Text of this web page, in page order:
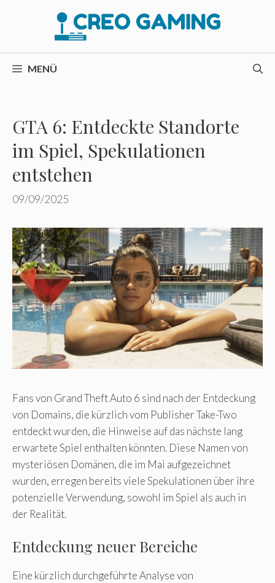
MENÜ
GTA 6: Entdeckte Standorte
im Spiel, Spekulationen
entstehen
09/09/2025
Fans von Grand Theft Auto 6 sind nach der Entdeckung
von Domains, die kürzlich vom Publisher Take-Two
entdeckt wurden, die Hinweise auf das nächste lang
erwartete Spiel enthalten könnten. Diese Namen von
mysteriösen Domänen, die im Mai aufgezeichnet
wurden, erregen bereits viele Spekulationen über ihre
potenzielle Verwendung, sowohl im Spiel als auch in
der Realität.
Entdeckung neuer Bereiche
Eine kürzlich durchgeführte Analyse von